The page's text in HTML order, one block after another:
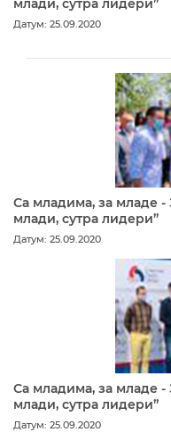
млади, сутра лидери”
Датум: 25.09.2020
Са младима, за младе -
млади, сутра лидери”
Датум: 25.09.2020
Са младима, за младе -
млади, сутра лидери”
Датум: 25.09.2020